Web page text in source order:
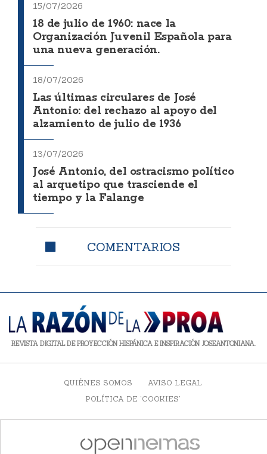
15/07/2026
18 de julio de 1960: nace la
Organización Juvenil Española para
una nueva generación.
18/07/2026
Las últimas circulares de José
Antonio: del rechazo al apoyo del
alzamiento de julio de 1936
13/07/2026
José Antonio, del ostracismo político
al arquetipo que trasciende el
tiempo y la Falange
COMENTARIOS
REVISTA DIGITAL DE PROYECCIÓN HISPÁNICA E INSPIRACIÓN JOSEANTONIANA.
QUIÉNES SOMOS
AVISO LEGAL
POLÍTICA DE 'COOKIES'